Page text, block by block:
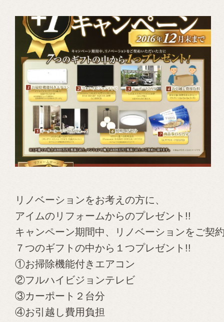
リノベーションをお考えの方に、
アイムのリフォームからのプレゼント!!
キャンペーン期間中、リノベーションをご契
７つのギフトの中から１つプレゼント!!
①お掃除機能付きエアコン
②フルハイビジョンテレビ
③カーポート２台分
④お引越し費用負担